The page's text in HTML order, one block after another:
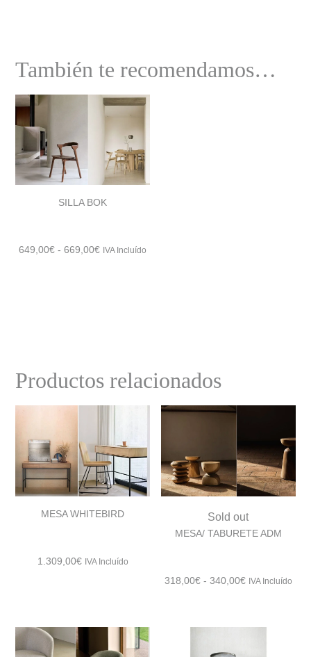
También te recomendamos…
SILLA BOK
649,00€ - 669,00€Rango
IVA Incluído
Productos relacionados
MESA WHITEBIRD
1.309,00€ IVA Incluído
Sold out
MESA/ TABURETE ADM
318,00€ - 340,00€Rango
desde
IVA Incluído